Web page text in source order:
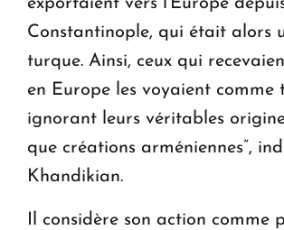
Constantinople, qui était alors
turque. Ainsi, ceux qui
en Europe les voyaient comme
ignorant leurs véritables
que créations arméniennes”,
Khandikian.
Il considère son action comme